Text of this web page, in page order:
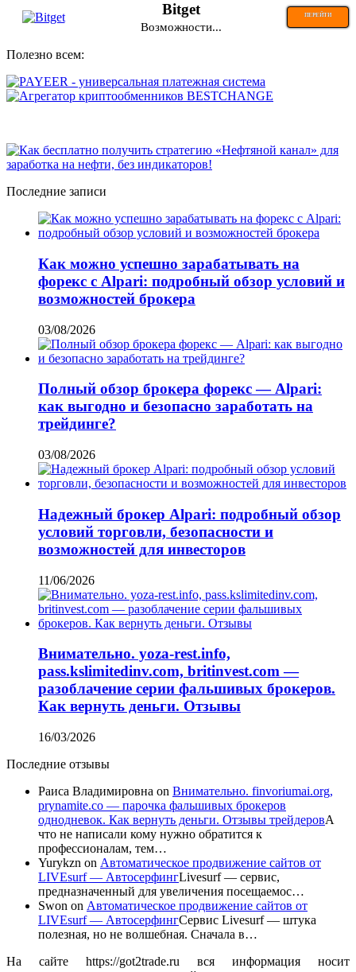
Bitget ПЕРЕЙТИ
Возможности...
Полезно всем:
Последние записи
Как можно успешно зарабатывать на
форекс с Alpari: подробный обзор условий и
возможностей брокера
03/08/2026
Полный обзор брокера форекс — Alpari:
как выгодно и безопасно заработать на
трейдинге?
03/08/2026
Надежный брокер Alpari: подробный обзор
условий торговли, безопасности и
возможностей для инвесторов
11/06/2026
Внимательно. yoza-rest.info,
pass.kslimitedinv.com, britinvest.com —
разоблачение серии фальшивых брокеров.
Как вернуть деньги. Отзывы
16/03/2026
Последние отзывы
Раиса Владимировна on Внимательно. finvoriumai.org,
prynamite.co — парочка фальшивых брокеров
однодневок. Как вернуть деньги. Отзывы трейдеровА
что не написали кому нужно обратится к
профессионалам, тем…
Yurykzn on Автоматическое продвижение сайтов от
LIVEsurf — АвтосерфингLivesurf — сервис,
предназначенный для увеличения посещаемос…
Swon on Автоматическое продвижение сайтов от
LIVEsurf — АвтосерфингСервис Livesurf — штука
полезная, но не волшебная. Сначала в…
На сайте https://got2trade.ru вся информация носит